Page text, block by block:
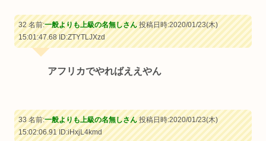
32 名前:一般よりも上級の名無しさん投稿日時:2020/01/23(木)
15:01:47.68ID:ZTYTLJXzd
アフリカでやればええやん
33 名前:一般よりも上級の名無しさん投稿日時:2020/01/23(木)
15:02:06.91ID:iHxjL4kmd